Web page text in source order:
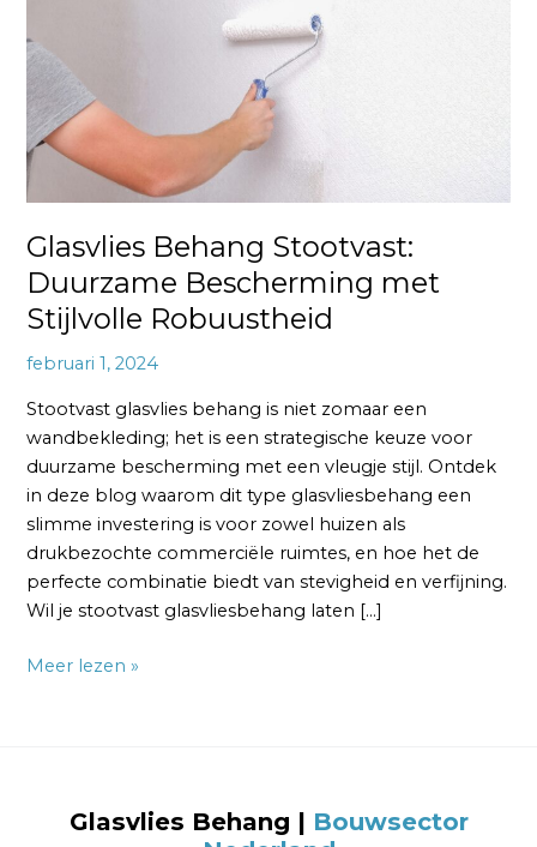
Glasvlies Behang Stootvast:
Duurzame Bescherming met
Stijlvolle Robuustheid
februari 1, 2024
Stootvast glasvlies behang is niet zomaar een
wandbekleding; het is een strategische keuze voor
duurzame bescherming met een vleugje stijl. Ontdek
in deze blog waarom dit type glasvliesbehang een
slimme investering is voor zowel huizen als
drukbezochte commerciële ruimtes, en hoe het de
perfecte combinatie biedt van stevigheid en verfijning.
Wil je stootvast glasvliesbehang laten […]
Duurzame
Bescherming
met
Stijlvolle
Robuustheid
Meer lezen »
Glasvlies Behang | Bouwsector